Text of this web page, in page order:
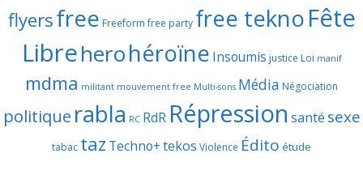
flyersfree Freeform free party free teknoFête
Libreherohéroïne Insoumis justice Loi manif
mdma militant mouvement free Multi-sons Média Négociation
politique rabla RC RdR Répression santé sexe
tabac taz Techno+tekos Violence Édito étude